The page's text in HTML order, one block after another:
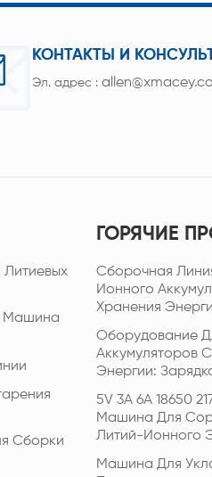
КОНТАКТЫ И
Эл. адрес :
Машина
Сборки
ГОРЯЧИЕ
Сборочная
Ионного
Хранения
Оборудование
Аккумуляторов
Энергии:
5V 3A 6A 18650
Машина Для
Литий-Ионного
Машина Для